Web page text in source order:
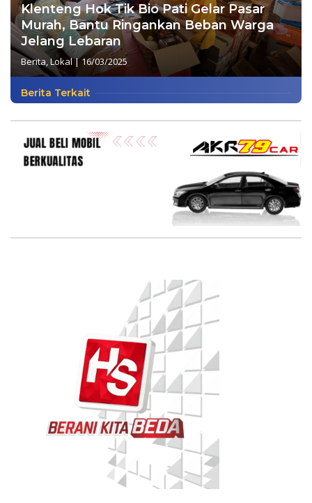
Klenteng Hok Tik Bio Pati Gelar Pasar
Murah, Bantu Ringankan Beban Warga
Jelang Lebaran
Berita ,Lokal|16/03/2025
Berita Terkait